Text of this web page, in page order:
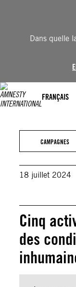
Dans quelle
FRANÇAIS
CAMPAGNES
18 juillet 2024
Cinq
des